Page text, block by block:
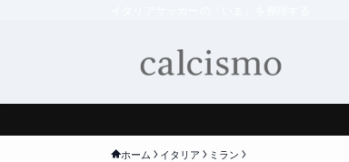
ホーム イタリア ミラン